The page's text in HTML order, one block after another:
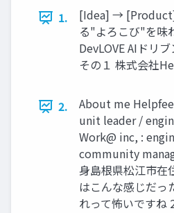
1.
[Idea] →
る"よろこび"を味
DevLOVE AIドリ
その１ 株式会社
2.
About me
unit leader /
Work@ inc, :
community
身島根県松江市在
はこんな感じだっ
れって怖いですね